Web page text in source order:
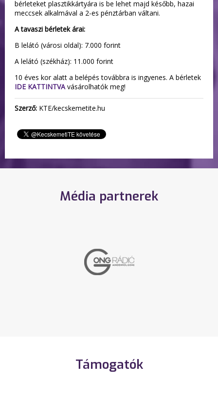
bérleteket plasztikkártyára is be lehet majd később, hazai
meccsek alkalmával a 2-es pénztárban váltani.
A tavaszi bérletek árai:
B lelátó (városi oldal): 7.000 forint
A lelátó (székház): 11.000 forint
10 éves kor alatt a belépés továbbra is ingyenes. A bérletek
IDE KATTINTVA vásárolhatók meg!
Szerző: KTE/kecskemetite.hu
Média partnerek
Támogatók